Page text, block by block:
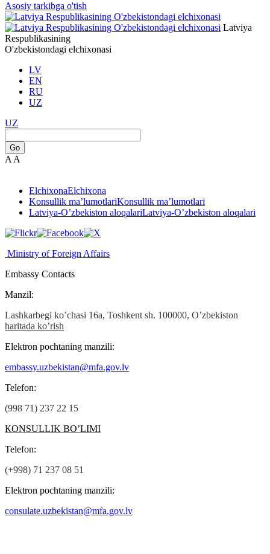
Asosiy tarkibga o'tish
Latviya
Respublikasining
O'zbekistondagi elchixonasi
LV
EN
RU
UZ
UZ
Go
A A
ElchixonaElchixona
Konsullik ma’lumotlariKonsullik ma’lumotlari
Latviya-O’zbekiston aloqalariLatviya-O’zbekiston aloqalari
Ministry of Foreign Affairs
Embassy Contacts
Manzil:
Lashkarbegi ko’chasi 16а, Toshkent sh. 100000, O’zbekiston
haritada ko’rish
Elektron pochtaning manzili:
embassy.uzbekistan@mfa.gov.lv
Теlefon:
(998 71) 237 22 15
КОNSULLIK BO’LIMI
Теlefon:
(+998) 71 237 08 51
Elektron pochtaning manzili:
consulate.uzbekistan@mfa.gov.lv